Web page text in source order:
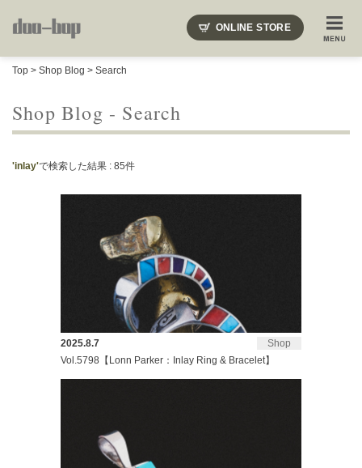
ONLINE STORE
Top > Shop Blog > Search
Shop Blog - Search
'inlay'で検索した結果 : 85件
Shop
2025.8.7
Vol.5798【Lonn Parker：Inlay Ring & Bracelet】